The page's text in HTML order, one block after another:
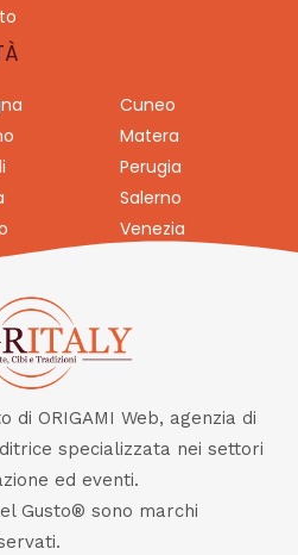
Cuneo
Matera
Perugia
Salerno
Venezia
di ORIGAMI Web, agenzia di
specializzata nei settori
ed eventi.
Gusto® sono marchi